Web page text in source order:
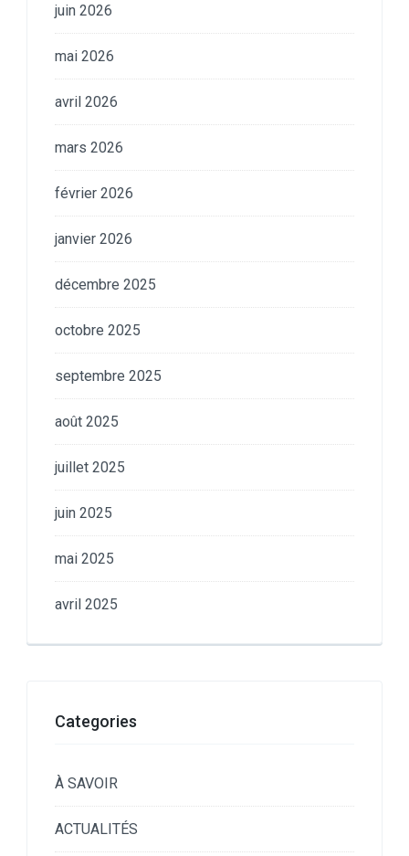
juin 2026
mai 2026
avril 2026
mars 2026
février 2026
janvier 2026
décembre 2025
octobre 2025
septembre 2025
août 2025
juillet 2025
juin 2025
mai 2025
avril 2025
Categories
À SAVOIR
ACTUALITÉS